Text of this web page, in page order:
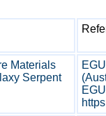
Materials
Serpent